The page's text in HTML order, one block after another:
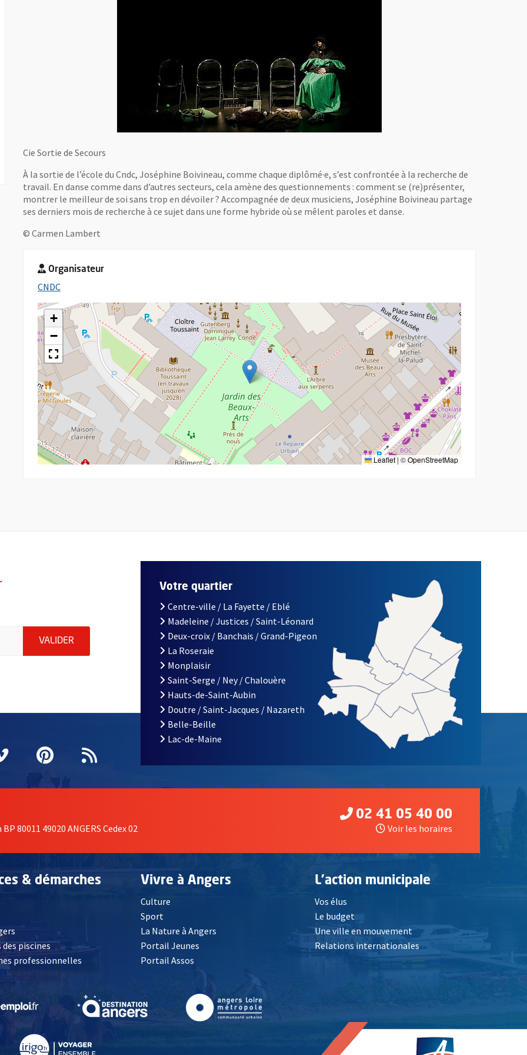
Cie Sortie de Secours
À la sortie de l’école du Cndc, Joséphine Boivineau, comme chaque diplômé·e, s’est confrontée à la recherche de
travail. En danse comme dans d’autres secteurs, cela amène des questionnements : comment se (re)présenter,
montrer le meilleur de soi sans trop en dévoiler ? Accompagnée de deux musiciens, Joséphine Boivineau partage
ses derniers mois de recherche à ce sujet dans une forme hybride où se mêlent paroles et danse.
© Carmen Lambert
Organisateur
CNDC, Ouvre une nouvelle fenêtre
+
−
Leaflet| ©OpenStreetMap
indiquez votre email (champ obligatoire)
VALIDER ENVOYER MA DEMANDE D'INSCRIPTION À LA LETTRE D'INFORMATION DE LA VILLE D'ANGERS
fenêtrefenêtre
une nouvelle fenêtre
Vimeo
, Ouvre une nouvelle fenêtre
Pinterest
, Ouvre une nouvelle fenêtre
Flux RSS
Votre quartier
Centre-ville / La Fayette / Eblé
Madeleine / Justices / Saint-Léonard
Deux-croix / Banchais / Grand-Pigeon
La Roseraie
Monplaisir
Saint-Serge / Ney / Chalouère
Hauts-de-Saint-Aubin
Doutre / Saint-Jacques / Nazareth
Belle-Beille
Lac-de-Maine
80011 49020 ANGERS Cedex 02
02 41 05 40 00
Voir les horaires
& démarches
, Ouvre une nouvelle fenêtre
piscines
professionnelles
Vivre à Angers
Culture
Sport
La Nature à Angers
Portail Jeunes
Portail Assos
L'action municipale
Vos élus
Le budget
Une ville en mouvement
Relations internationales
fenêtre , Ouvre une nouvelle fenêtre , Ouvre une nouvelle fenêtre, Ouvre une nouvelle fenêtre